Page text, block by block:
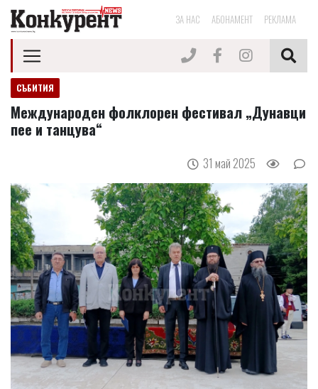
ЗА НАС АБОНАМЕНТ РЕКЛАМА
СЪБИТИЯ
Международен фолклорен фестивал „Дунавци
пее и танцува“
31 май 2025